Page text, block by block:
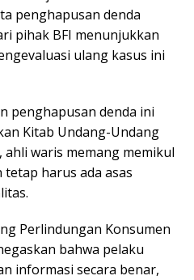
penghapusan denda
pihak BFI menunjukkan
ulang kasus ini
penghapusan denda ini
Kitab Undang-Undang
ahli waris memang memikul
harus ada asas
Perlindungan Konsumen
bahwa pelaku
informasi secara benar,